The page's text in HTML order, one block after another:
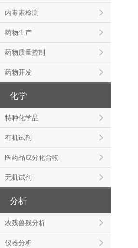
内毒素检测
药物生产
药物质量控制
药物开发
化学
特种化学品
有机试剂
医药品成分化合物
无机试剂
分析
农残兽残分析
仪器分析